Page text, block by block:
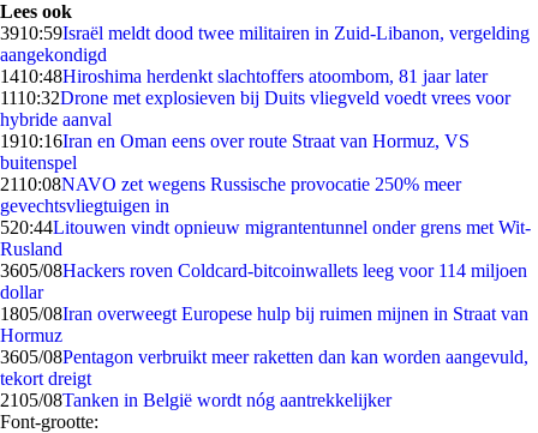
Lees ook
3910:59Israël meldt dood twee militairen in Zuid-Libanon, vergelding
aangekondigd
1410:48Hiroshima herdenkt slachtoffers atoombom, 81 jaar later
1110:32Drone met explosieven bij Duits vliegveld voedt vrees voor
hybride aanval
1910:16Iran en Oman eens over route Straat van Hormuz, VS
buitenspel
2110:08NAVO zet wegens Russische provocatie 250% meer
gevechtsvliegtuigen in
520:44Litouwen vindt opnieuw migrantentunnel onder grens met Wit-
Rusland
3605/08Hackers roven Coldcard-bitcoinwallets leeg voor 114 miljoen
dollar
1805/08Iran overweegt Europese hulp bij ruimen mijnen in Straat van
Hormuz
3605/08Pentagon verbruikt meer raketten dan kan worden aangevuld,
tekort dreigt
2105/08Tanken in België wordt nóg aantrekkelijker
Font-grootte: